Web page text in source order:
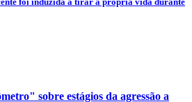
sobre estágios da agressão a